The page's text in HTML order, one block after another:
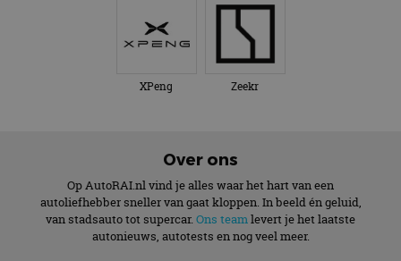
XPeng Zeekr
Over ons
Op AutoRAI.nl vind je alles waar het hart van een
autoliefhebber sneller van gaat kloppen. In beeld én geluid,
van stadsauto tot supercar. Ons teamlevert je het laatste
autonieuws, autotests en nog veel meer.